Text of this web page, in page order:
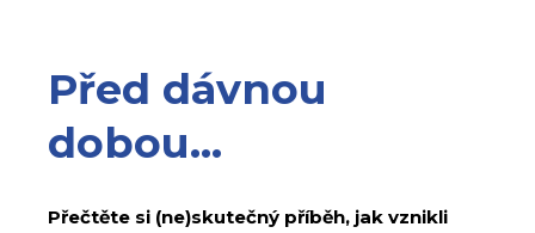
Před dávnou
dobou...
Přečtěte si (ne)skutečný příběh, jak vznikli